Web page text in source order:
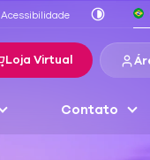
Acessibilidade
Loja Virtual
Contato